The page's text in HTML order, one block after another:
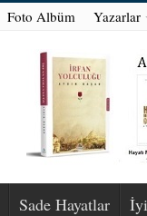
Foto Albüm Yazarlar
Sade Hayatlar